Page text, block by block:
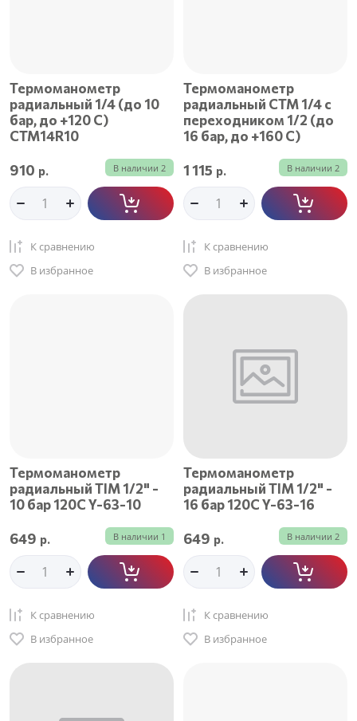
Термоманометр
радиальный 1/4 (до 10
бар, до +120 С)
СТМ14R10
В наличии 2
910 р.
К сравнению
В избранное
Термоманометр
радиальный CTM 1/4 с
переходником 1/2 (до
16 бар, до +160 С)
В наличии 2
1 115 р.
К сравнению
В избранное
Термоманометр
радиальный TIM 1/2" -
10 бар 120C Y-63-10
В наличии 1
649 р.
К сравнению
В избранное
Термоманометр
радиальный TIM 1/2" -
16 бар 120C Y-63-16
В наличии 2
649 р.
К сравнению
В избранное